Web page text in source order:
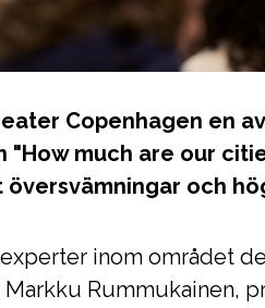
Copenhagen en
much are our
och
inom området
Rummukainen,